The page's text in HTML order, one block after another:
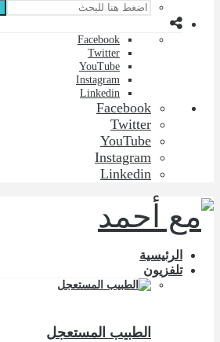
Facebook
Twitter
YouTube
Instagram
Linkedin
Facebook
Twitter
YouTube
Instagram
Linkedin
الرئيسية
تلفزيون
الطبيب المستعجل